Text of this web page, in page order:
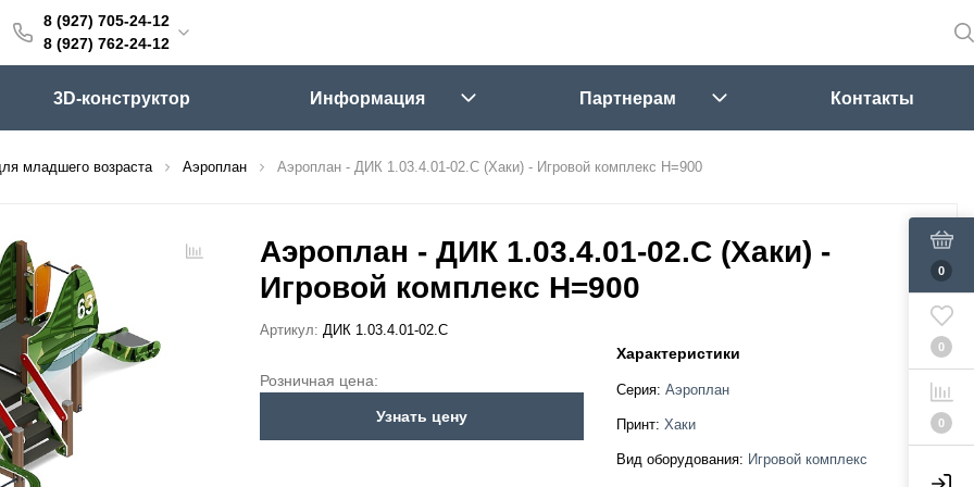
8 (927) 705-24-12
8 (927) 762-24-12
24-12
24-12
прайс-листа
3D-конструктор Информация Партнерам Контакты
0
0
0
младшего возраста Аэроплан Аэроплан - ДИК 1.03.4.01-02.C (Хаки) - Игровой комплекс H=900
Аэроплан - ДИК 1.03.4.01-02.C (Хаки) -
Игровой комплекс H=900
Артикул: ДИК 1.03.4.01-02.С
Розничная цена:
Узнать цену
Характеристики
Серия: Аэроплан
Принт: Хаки
Вид оборудования: Игровой комплекс